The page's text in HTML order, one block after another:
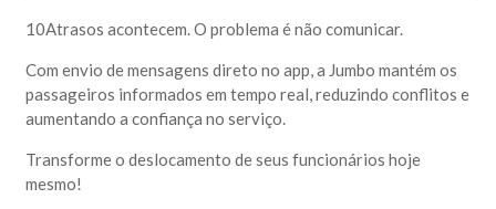
10Atrasos acontecem. O problema é não comunicar.
Com envio de mensagens direto no app, a Jumbo mantém os
passageiros informados em tempo real, reduzindo conflitos e
aumentando a confiança no serviço.
Transforme o deslocamento de seus funcionários hoje
mesmo!